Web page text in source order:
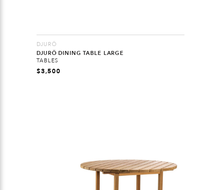
DJURÖ
DJURÖ DINING TABLE LARGE
TABLES
$3,500